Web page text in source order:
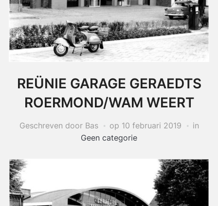
REÜNIE GARAGE GERAEDTS
ROERMOND/WAM WEERT
Geschreven door Bas op 10 februari 2019
in
Geen categorie